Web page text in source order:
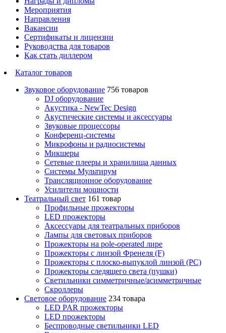
Мероприятия
Направления
Вакансии
Сертификаты и лицензии
Руководства для товаров
Как стать диллером
Каталог товаров
Звуковое оборудование 756 товаров
DJ оборудование
Акустика - NewTec Design
Акустические системы и аксессуары
Звуковые процессоры
Конференц-системы
Микрофоны и радиосистемы
Микшеры
Сетевые плееры и хранилища данных
Системы Мультирум
Трансляционное оборудование
Усилители мощности
Театральный свет 161 товар
Профильные прожекторы
LED прожекторы
Аксессуары для театральных приборов
Лампы для световых приборов
Прожекторы на pole-operated лире
Прожекторы с линзой Френеля (F)
Прожекторы с плоско-выпуклой линзой (PC)
Прожекторы следящего света (пушки)
Светильники симметричные/асимметричные
Скроллеры
Световое оборудование 234 товара
LED PAR прожекторы
LED прожекторы
Беспроводные светильники LED